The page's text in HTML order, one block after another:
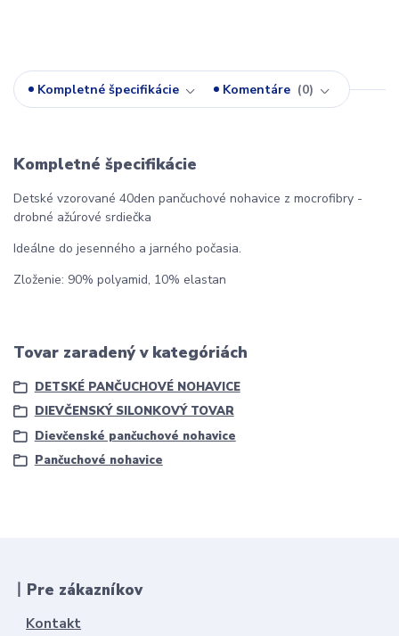
Kompletné špecifikácie Komentáre 0
Kompletné špecifikácie
Detské vzorované 40den pančuchové nohavice z mocrofibry -
drobné ažúrové srdiečka
Ideálne do jesenného a jarného počasia.
Zloženie: 90% polyamid, 10% elastan
Tovar zaradený v kategóriách
DETSKÉ PANČUCHOVÉ NOHAVICE
DIEVČENSKÝ SILONKOVÝ TOVAR
Dievčenské pančuchové nohavice
Pančuchové nohavice
丨Pre zákazníkov
Kontakt